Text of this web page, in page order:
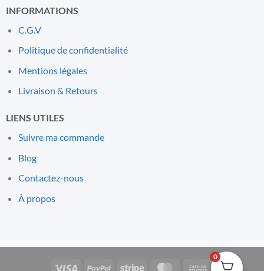
INFORMATIONS
C.G.V
Politique de confidentialité
Mentions légales
Livraison & Retours
LIENS UTILES
Suivre ma commande
Blog
Contactez-nous
À propos
0